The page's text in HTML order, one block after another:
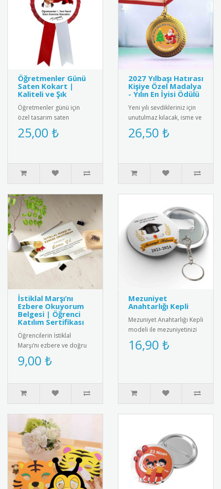
Öğretmenler Günü
Saten Kokart |
Kaliteli ve Şık
Öğretmenler günü için
özel tasarım saten
kokart."24 Kasım
Öğretmenler Günü" yazılı
25,00 ₺
2027 Yılbaşı Hatırası
Kişiye Özel Madalya
- Yılın En İyisi Ödülü
Yeni yılı sevdikleriniz için
unutulmaz kılacak, isme ve
aileye özel olarak
tasarlanan "2025 Yılbaşı ..
26,50 ₺
İstiklal Marşı’nı
Ezbere Okuyorum
Belgesi | Öğrenci
Katılım Sertifikası
Öğrencilerin İstiklal
Marşı’nı ezbere ve doğru
şekilde okumalarını teşvik
etmek amacıyla hazırlanan
9,00 ₺
Mezuniyet
Anahtarlığı Kepli
Mezuniyet Anahtarlığı Kepli
modeli ile mezuniyetinizi
unutulmaz kılın! Şık
tasarımıyla yıllarca sakl..
16,90 ₺